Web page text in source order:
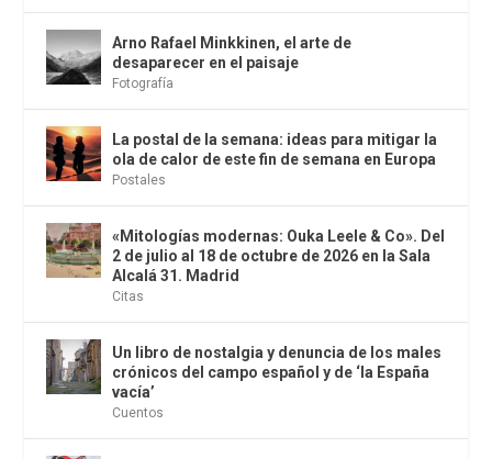
Arno Rafael Minkkinen, el arte de
desaparecer en el paisaje
Fotografía
La postal de la semana: ideas para mitigar la
ola de calor de este fin de semana en Europa
Postales
«Mitologías modernas: Ouka Leele & Co». Del
2 de julio al 18 de octubre de 2026 en la Sala
Alcalá 31. Madrid
Citas
Un libro de nostalgia y denuncia de los males
crónicos del campo español y de ‘la España
vacía’
Cuentos